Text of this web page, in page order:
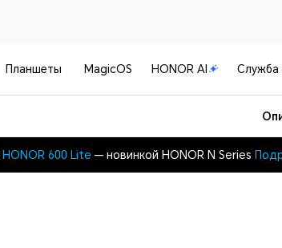
Планшеты MagicOS HONOR AI Служба
HONOR 600 Lite — новинкой HONOR N Series